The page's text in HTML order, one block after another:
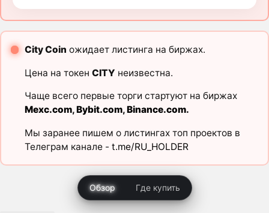
City Coin ожидает листинга на биржах.
Цена на токен CITY неизвестна.
Чаще всего первые торги стартуют на биржах
Mexc.com,Bybit.com,Binance.com.
Мы заранее пишем о листингах топ проектов в
Телеграм канале - t.me/RU_HOLDER
Обзор Где купить